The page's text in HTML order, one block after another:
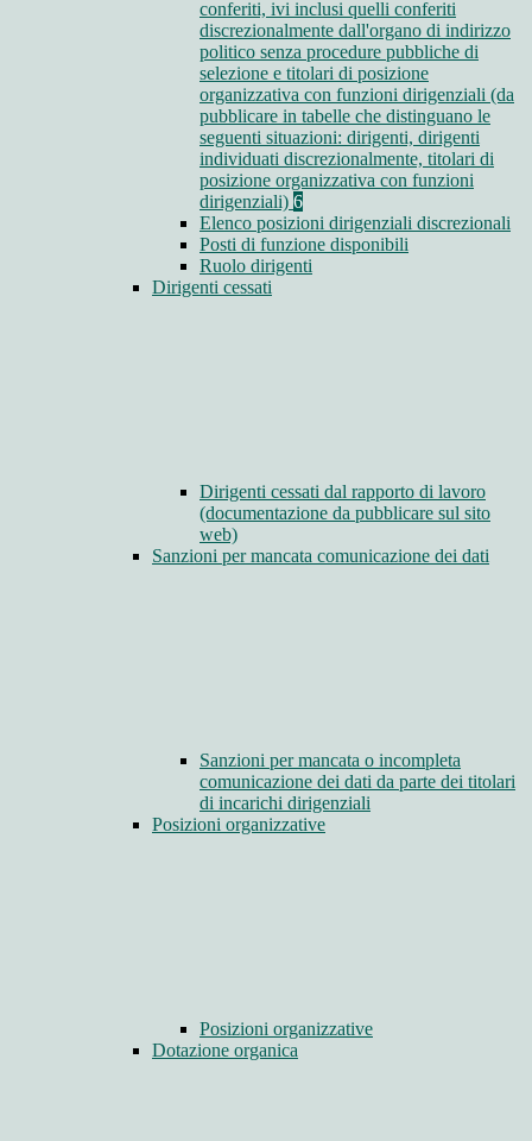
conferiti, ivi inclusi quelli conferiti
discrezionalmente dall'organo di indirizzo
politico senza procedure pubbliche di
selezione e titolari di posizione
organizzativa con funzioni dirigenziali (da
pubblicare in tabelle che distinguano le
seguenti situazioni: dirigenti, dirigenti
individuati discrezionalmente, titolari di
posizione organizzativa con funzioni
dirigenziali) 6
Elenco posizioni dirigenziali discrezionali
Posti di funzione disponibili
Ruolo dirigenti
Dirigenti cessati
Dirigenti cessati dal rapporto di lavoro
(documentazione da pubblicare sul sito
web)
Sanzioni per mancata comunicazione dei dati
Sanzioni per mancata o incompleta
comunicazione dei dati da parte dei titolari
di incarichi dirigenziali
Posizioni organizzative
Posizioni organizzative
Dotazione organica